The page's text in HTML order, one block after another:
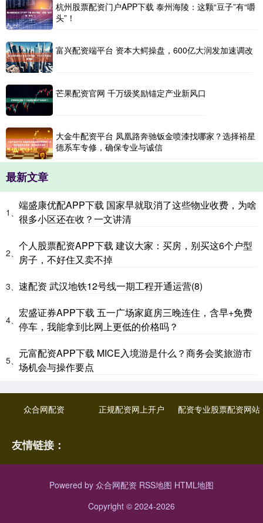
杭州股票配资门户APP下载 泰州海陵：这颗“豆子”有“嚼
头”！
富兴配资端平台 资本大鳄操盘，600亿大润发加速调改
芒果配资官网 千万级奖励锚定产业新风口
大金牛配资平台 凤凰路奔驰钣金喷漆找哪家？选择裕星
德系车专修，确保专业与诚信
最新文章
1、
端盛康优配APP下载 国家早就取消了这些物业收费，为啥
很多小区还在收？一文讲清
2、
个人股票配资APP下载 建议大家：买房，别买这6个户型
房子，不好住又卖不掉
3、 速配资 武汉地铁12号线一期工程开通运营(8)
4、
宏盛证券APP下载 五一广场家庭房三晚连住，含早+免费
停车，我能拿到比网上更低的价格吗？
5、
元富配资APP下载 MICE入境游是什么？商务会奖旅游市
场机会与操作要点
众合网配资 正规配资网上开户 配资专业股票配资网站
友情链接：
Powered by 众合网配资 RSS地图 HTML地图
Copyright © 2024-2026